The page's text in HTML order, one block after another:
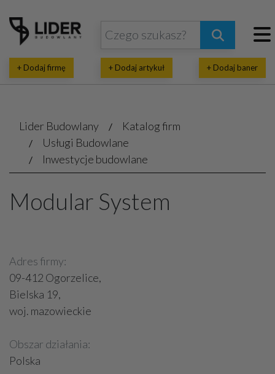
+ Dodaj firmę + Dodaj artykuł + Dodaj baner
Lider Budowlany
Katalog firm
Usługi Budowlane
Inwestycje budowlane
Modular System
Adres firmy:
09-412 Ogorzelice,
Bielska 19,
woj. mazowieckie
Obszar działania:
Polska